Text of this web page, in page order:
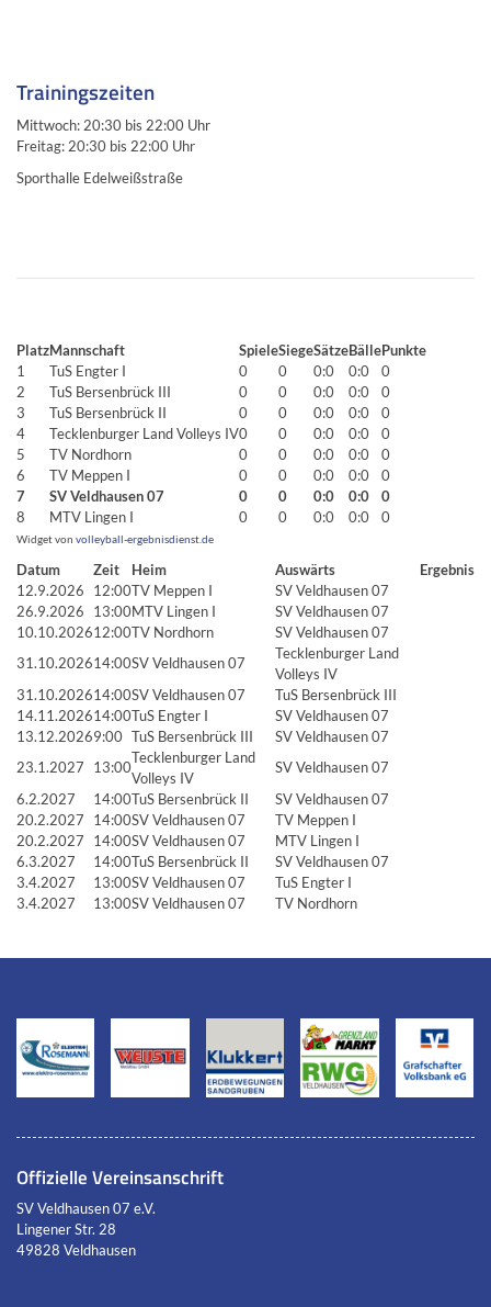
Trainingszeiten
Mittwoch: 20:30 bis 22:00 Uhr
Freitag: 20:30 bis 22:00 Uhr
Sporthalle Edelweißstraße
PlatzMannschaft SpieleSiegeSätzeBällePunkte
1
TuS Engter I 0 0 0:0 0:0
0
2
TuS Bersenbrück III 0 0 0:0 0:0
0
3
TuS Bersenbrück II 0 0 0:0 0:0
0
4
Tecklenburger Land Volleys IV0 0 0:0 0:0
0
5
TV Nordhorn 0 0 0:0 0:0
0
6
TV Meppen I 0 0 0:0 0:0
0
7
SV Veldhausen 07 0 0 0:0 0:0
0
8
MTV Lingen I 0 0 0:0 0:0 0
Widget von volleyball-ergebnisdienst.de
Datum Zeit Heim Auswärts
Ergebnis
12.9.2026
12:00TV Meppen I
SV Veldhausen 07
26.9.2026
13:00MTV Lingen I
SV Veldhausen 07
10.10.202612:00TV Nordhorn
SV Veldhausen 07
31.10.202614:00SV Veldhausen 07
Tecklenburger Land
Volleys IV
31.10.202614:00SV Veldhausen 07
TuS Bersenbrück III
14.11.202614:00TuS Engter I
SV Veldhausen 07
13.12.20269:00 TuS Bersenbrück III
SV Veldhausen 07
23.1.2027
13:00
Tecklenburger Land
Volleys IV
SV Veldhausen 07
6.2.2027
14:00TuS Bersenbrück II
SV Veldhausen 07
20.2.2027
14:00SV Veldhausen 07
TV Meppen I
20.2.2027
14:00SV Veldhausen 07
MTV Lingen I
6.3.2027
14:00TuS Bersenbrück II
SV Veldhausen 07
3.4.2027
13:00SV Veldhausen 07
TuS Engter I
3.4.2027
13:00SV Veldhausen 07 TV Nordhorn
Offizielle Vereinsanschrift
SV Veldhausen 07 e.V.
Lingener Str. 28
49828 Veldhausen